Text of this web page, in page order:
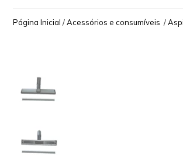
Página Inicial /Acessórios e consumíveis /